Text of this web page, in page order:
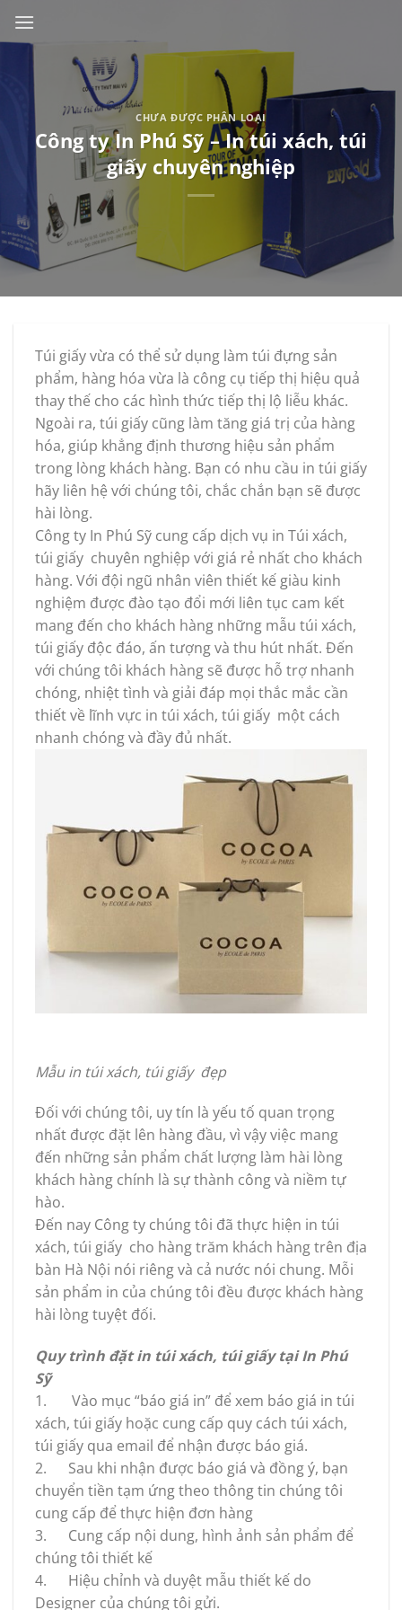
CHƯA ĐƯỢC PHÂN LOẠI
Công ty In Phú Sỹ – In túi xách, túi
giấy chuyên nghiệp
Túi giấy vừa có thể sử dụng làm túi đựng sản
phẩm, hàng hóa vừa là công cụ tiếp thị hiệu quả
thay thế cho các hình thức tiếp thị lộ liễu khác.
Ngoài ra, túi giấy cũng làm tăng giá trị của hàng
hóa, giúp khẳng định thương hiệu sản phẩm
trong lòng khách hàng. Bạn có nhu cầu in túi giấy
hãy liên hệ với chúng tôi, chắc chắn bạn sẽ được
hài lòng.
Công ty In Phú Sỹ cung cấp dịch vụ in Túi xách,
túi giấy chuyên nghiệp với giá rẻ nhất cho khách
hàng. Với đội ngũ nhân viên thiết kế giàu kinh
nghiệm được đào tạo đổi mới liên tục cam kết
mang đến cho khách hàng những mẫu túi xách,
túi giấy độc đáo, ấn tượng và thu hút nhất. Đến
với chúng tôi khách hàng sẽ được hỗ trợ nhanh
chóng, nhiệt tình và giải đáp mọi thắc mắc cần
thiết về lĩnh vực in túi xách, túi giấy một cách
nhanh chóng và đầy đủ nhất.
Mẫu in túi xách, túi giấy đẹp
Đối với chúng tôi, uy tín là yếu tố quan trọng
nhất được đặt lên hàng đầu, vì vậy việc mang
đến những sản phẩm chất lượng làm hài lòng
khách hàng chính là sự thành công và niềm tự
hào.
Đến nay Công ty chúng tôi đã thực hiện in túi
xách, túi giấy cho hàng trăm khách hàng trên địa
bàn Hà Nội nói riêng và cả nước nói chung. Mỗi
sản phẩm in của chúng tôi đều được khách hàng
hài lòng tuyệt đối.
Quy trình đặt in túi xách, túi giấy tại In Phú
Sỹ
1. Vào mục “báo giá in” để xem báo giá in túi
xách, túi giấy hoặc cung cấp quy cách túi xách,
túi giấy qua email để nhận được báo giá.
2. Sau khi nhận được báo giá và đồng ý, bạn
chuyển tiền tạm ứng theo thông tin chúng tôi
cung cấp để thực hiện đơn hàng
3. Cung cấp nội dung, hình ảnh sản phẩm để
chúng tôi thiết kế
4. Hiệu chỉnh và duyệt mẫu thiết kế do
Designer của chúng tôi gửi.